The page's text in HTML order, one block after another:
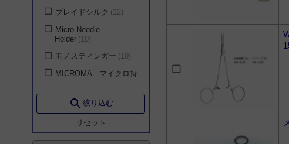
合同会社 1
株式会社三井メディカ
ルジャパン
循環器内科
一般内科 23
消化器内科
23
呼吸器内科 23
神経内科
腎臓・内分泌・代謝内
ブレイドシルク 12
Micro Needle
Holder 10
モノスティンガー 10
MICROMA マイクロ持
7
ポリアミド合成非吸収
search 絞り込む
リセット